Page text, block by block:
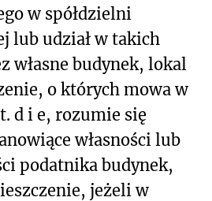
w spółdzielni
lub udział w takich
własne budynek, lokal
o których mowa w
d i e, rozumie się
własności lub
podatnika budynek,
jeżeli w